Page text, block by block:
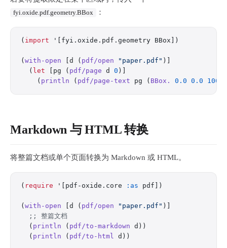
fyi.oxide.pdf.geometry.BBox ：
( import '[fyi.oxide.pdf.geometry BBox])
( with-open [d ( pdf/open "paper.pdf" )]
  (
let [pg ( pdf/page d 0 )]
    (
println ( pdf/page-text pg ( BBox. 0.0 0.0
Markdown 与 HTML 转换
将整篇文档或单个页面转换为 Markdown 或 HTML。
( require '[pdf-oxide.core :as pdf])
( with-open [d ( pdf/open "paper.pdf" )]
  ;; 整篇文档
  (
println ( pdf/to-markdown d))
  (
println ( pdf/to-html d))